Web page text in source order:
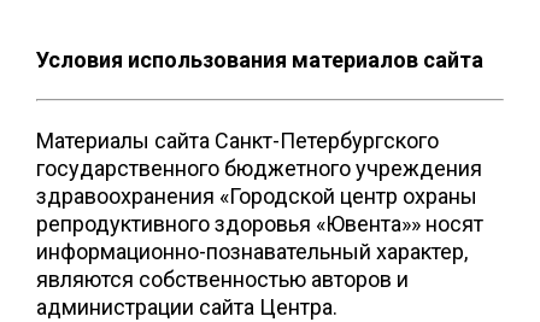
Условия использования материалов сайта
Материалы сайта Санкт-Петербургского
государственного бюджетного учреждения
здравоохранения «Городской центр охраны
репродуктивного здоровья «Ювента»» носят
информационно-познавательный характер,
являются собственностью авторов и
администрации сайта Центра.